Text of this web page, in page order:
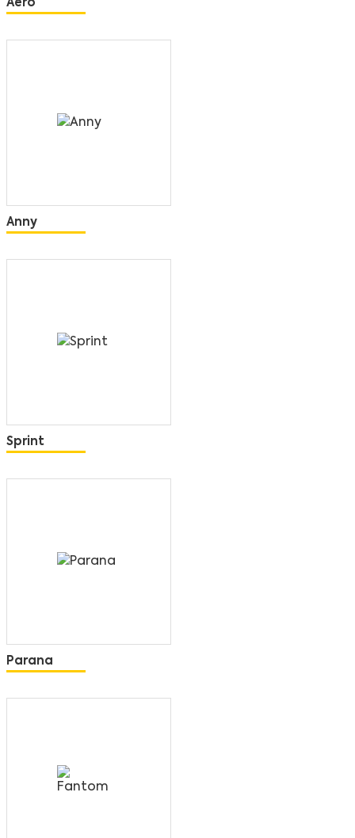
Aero
Anny
Sprint
Parana